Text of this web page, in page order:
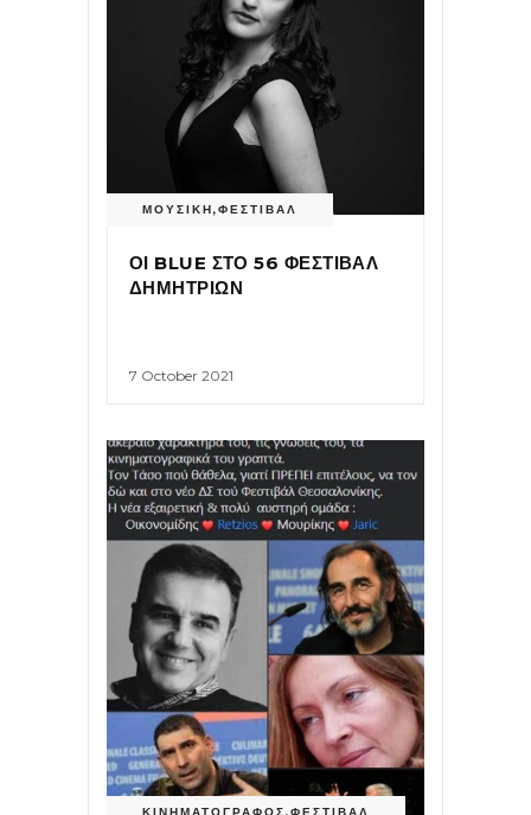
ΜΟΥΣΙΚΗ,ΦΕΣΤΙΒΑΛ
ΟΙ BLUE ΣΤΟ 56 ΦΕΣΤΙΒΑΛ
ΔΗΜΗΤΡΙΩΝ
7 October 2021
ΚΙΝΗΜΑΤΟΓΡΑΦΟΣ,ΦΕΣΤΙΒΑΛ